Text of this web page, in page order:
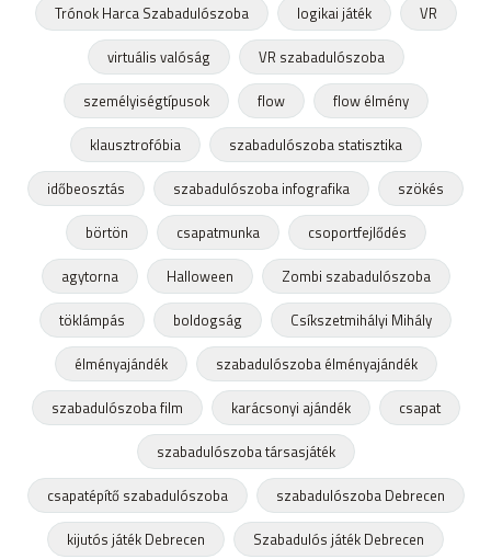
Trónok Harca Szabadulószoba
logikai játék
VR
virtuális valóság
VR szabadulószoba
személyiségtípusok
flow
flow élmény
klausztrofóbia
szabadulószoba statisztika
időbeosztás
szabadulószoba infografika
szökés
börtön
csapatmunka
csoportfejlődés
agytorna
Halloween
Zombi szabadulószoba
töklámpás
boldogság
Csíkszetmihályi Mihály
élményajándék
szabadulószoba élményajándék
szabadulószoba film
karácsonyi ajándék
csapat
szabadulószoba társasjáték
csapatépítő szabadulószoba
szabadulószoba Debrecen
kijutós játék Debrecen
Szabadulós játék Debrecen